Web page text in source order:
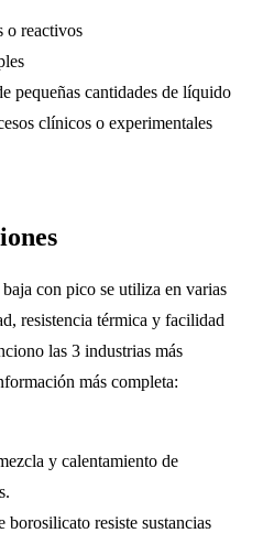
o reactivos
pequeñas cantidades de líquido
clínicos o experimentales
con pico se utiliza en varias
resistencia térmica y facilidad
las 3 industrias más
más completa:
y calentamiento de
borosilicato resiste sustancias